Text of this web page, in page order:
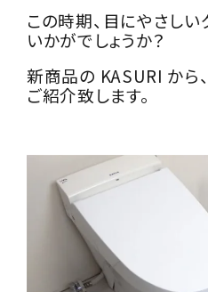
この時期、目にやさし
いかがでしょうか？
新商品の KASURI から
ご紹介致します。